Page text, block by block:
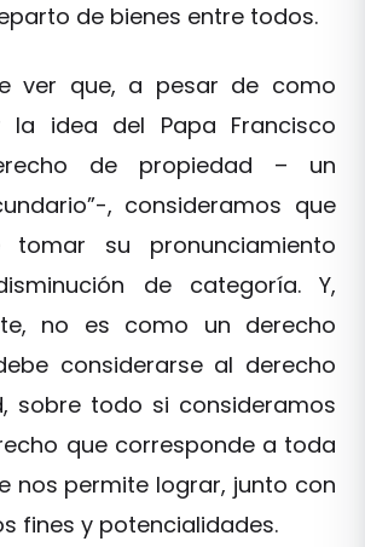
de bienes entre todos.
ver que, a pesar de como
la idea del Papa Francisco
de propiedad – un
, consideramos que
su pronunciamiento
de categoría. Y,
no es como un derecho
considerarse al derecho
sobre todo si consideramos
que corresponde a toda
nos permite lograr, junto con
fines y potencialidades.